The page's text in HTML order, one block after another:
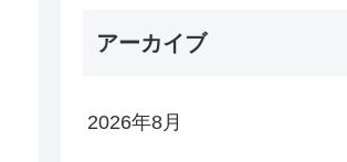
アーカイブ
2026年8月